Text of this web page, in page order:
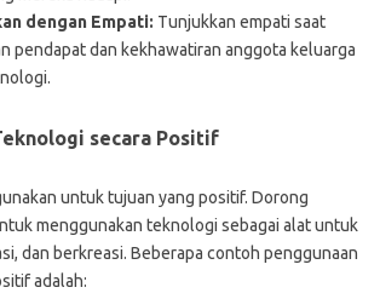
dengan Empati: Tunjukkan empati saat
pendapat dan kekhawatiran anggota keluarga
secara Positif
untuk tujuan yang positif. Dorong
menggunakan teknologi sebagai alat untuk
dan berkreasi. Beberapa contoh penggunaan
adalah: